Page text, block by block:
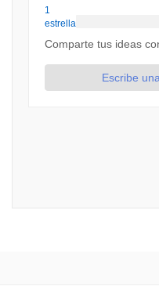
1
estrellas
Comparte tus ideas
Escribe